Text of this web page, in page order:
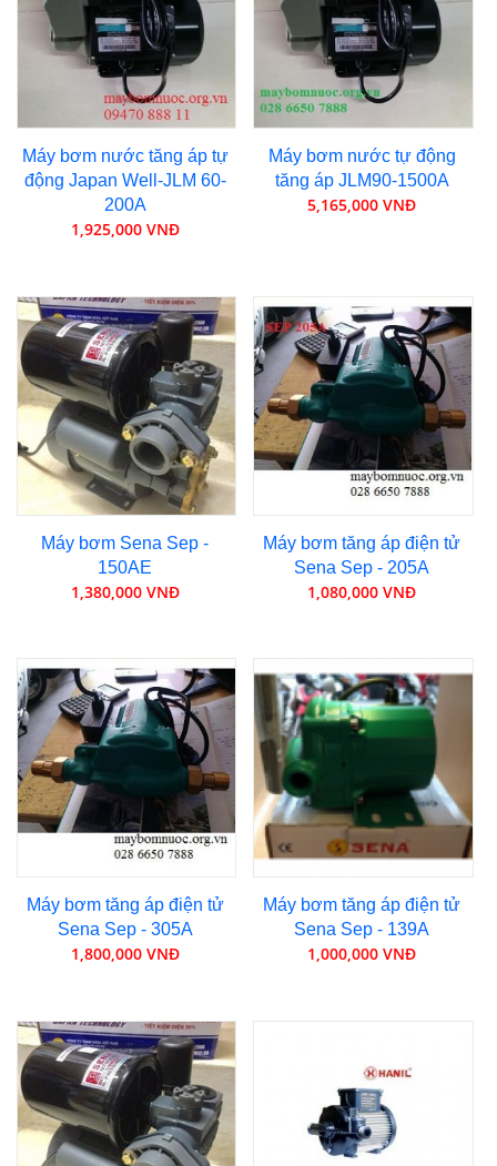
Máy bơm nước tăng áp tự
động Japan Well-JLM 60-
200A
1,925,000 VNĐ
Máy bơm nước tự động
tăng áp JLM90-1500A
5,165,000 VNĐ
Máy bơm Sena Sep -
150AE
1,380,000 VNĐ
Máy bơm tăng áp điện tử
Sena Sep - 205A
1,080,000 VNĐ
Máy bơm tăng áp điện tử
Sena Sep - 305A
1,800,000 VNĐ
Máy bơm tăng áp điện tử
Sena Sep - 139A
1,000,000 VNĐ